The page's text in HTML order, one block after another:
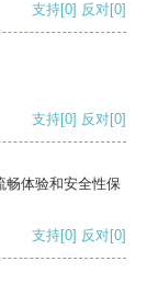
支持[0] 反对[0]
支持[0] 反对[0]
畅体验和安全性保
支持[0] 反对[0]